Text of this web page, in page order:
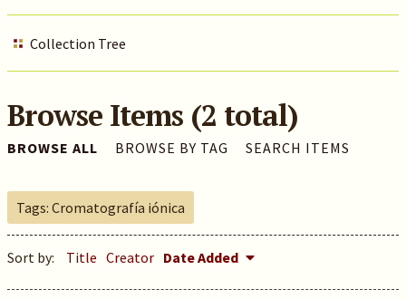
Collection Tree
Browse Items (2 total)
BROWSE ALL BROWSE BY TAG SEARCH ITEMS
Tags: Cromatografía iónica
Sort by: Title Creator Date Added